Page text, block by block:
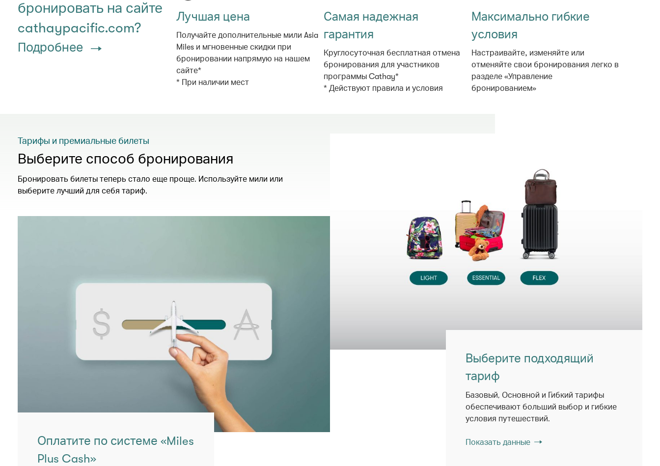
бронировать на сайте
cathaypacific.com?
Подробнее
Лучшая цена
Получайте дополнительные мили Asia
Miles и мгновенные скидки при
бронировании напрямую на нашем
сайте*
* При наличии мест
Самая надежная
гарантия
Круглосуточная бесплатная отмена
бронирования для участников
программы Cathay*
* Действуют правила и условия
Максимально гибкие
условия
Настраивайте, изменяйте или
отменяйте свои бронирования легко в
разделе «Управление
бронированием»
Тарифы и премиальные билеты
Выберите способ бронирования
Бронировать билеты теперь стало еще проще. Используйте мили или
выберите лучший для себя тариф.
Выберите подходящий
тариф
Базовый, Основной и Гибкий тарифы
обеспечивают больший выбор и гибкие
условия путешествий.
Показать данные
Оплатите по системе «Miles
Plus Cash»